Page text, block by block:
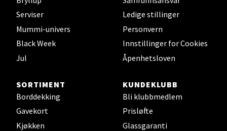
Serviser
Mummi-univers
Black Week
Jul
Ledige stillinger
Personvern
Innstillinger for Cookies
Åpenhetsloven
SORTIMENT
Borddekking
Gavekort
Kjøkken
KUNDEKLUBB
Bli klubbmedlem
Prisløfte
Glassgaranti
Sandefjord - Hvaltorvet
Torget 7, 3210 Sandefjord
Åpent i dag 10-20